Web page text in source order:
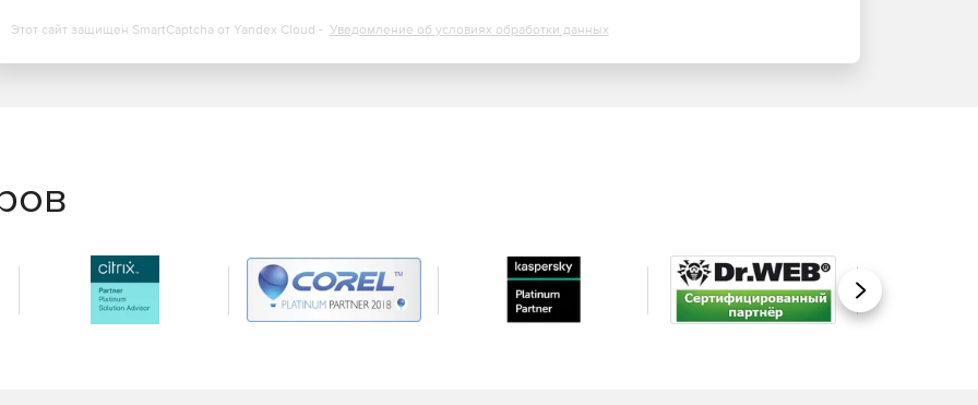
контроль общих учетных записей, таких как
и на web-сайты – напрямую из web-
времени (версия Premium).
DSS (версия Premium).
Этот сайт защищен SmartCaptcha от Yandex Cloud - Уведомление об условиях обработки данных
Вперед